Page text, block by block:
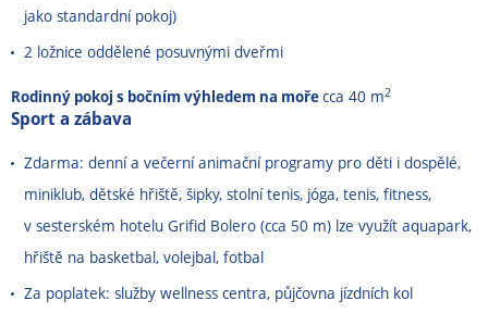
jako standardní pokoj)
2 ložnice oddělené posuvnými dveřmi
Rodinný pokoj s bočním výhledem na mořecca 40 m2
Sport a zábava
Zdarma: denní a večerní animační programy pro děti i dospělé,
miniklub, dětské hřiště, šipky, stolní tenis, jóga, tenis, fitness,
v sesterském hotelu Grifid Bolero (cca 50 m) lze využít aquapark,
hřiště na basketbal, volejbal, fotbal
Za poplatek: služby wellness centra, půjčovna jízdních kol